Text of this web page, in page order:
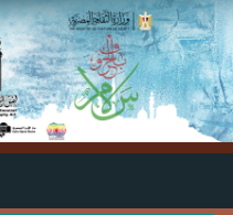
Skip to main content